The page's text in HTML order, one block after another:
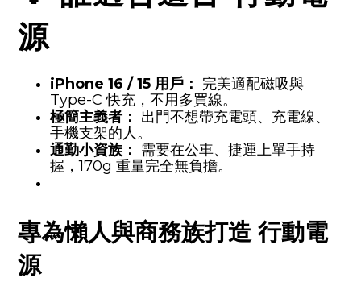
源
iPhone 16 / 15 用戶： 完美適配磁吸與
Type-C 快充，不用多買線。
極簡主義者： 出門不想帶充電頭、充電線、
手機支架的人。
通勤小資族： 需要在公車、捷運上單手持
握，170g 重量完全無負擔。
專為懶人與商務族打造 行動電
源